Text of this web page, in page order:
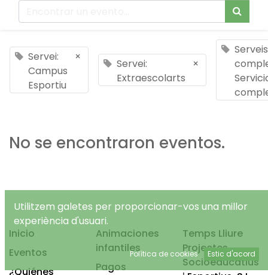
Servei:
Campus
Esportiu
×
Servei:
Extraescolarts
×
Serveis
No se encontraron eventos.
Inicio
Eventos
¿Quiénes
Animaciones
infantiles
Pagos
Temps Lliure
Projectes
Socioeducatius
Utilitzem galetes per proporcionar-vos una millor
experiència d'usuari.
Política de cookies Estic d'acord